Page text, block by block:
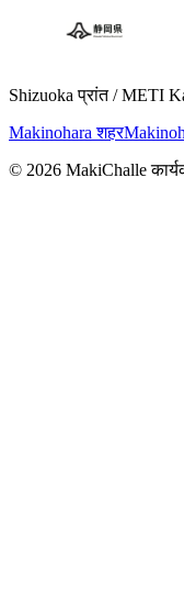
Shizuoka प्रांत / METI
Makinohara शहर
© 2026 MakiChalle